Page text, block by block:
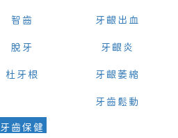
智齒
脫牙
杜牙根
牙齦出血
牙齦炎
牙齦萎縮
牙齒鬆動
牙齒保健